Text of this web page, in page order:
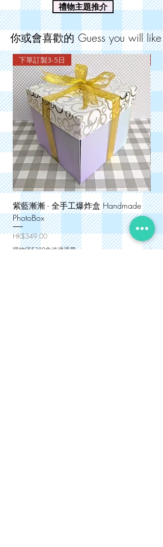
禮物主題推介
你或會喜歡的 Guess you will like
下單訂製3-5日
紫藍漸漸 - 全手工爆炸盒 Handmade
PhotoBox
價格
HK$349.00
購物滿$300免速遞運費
金
價格
購